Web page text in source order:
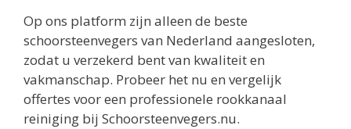
Op ons platform zijn alleen de beste
schoorsteenvegers van Nederland aangesloten,
zodat u verzekerd bent van kwaliteit en
vakmanschap. Probeer het nu en vergelijk
offertes voor een professionele rookkanaal
reiniging bij Schoorsteenvegers.nu.